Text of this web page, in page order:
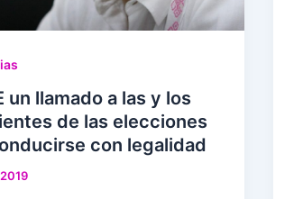
un llamado a las y los
de las elecciones
con legalidad